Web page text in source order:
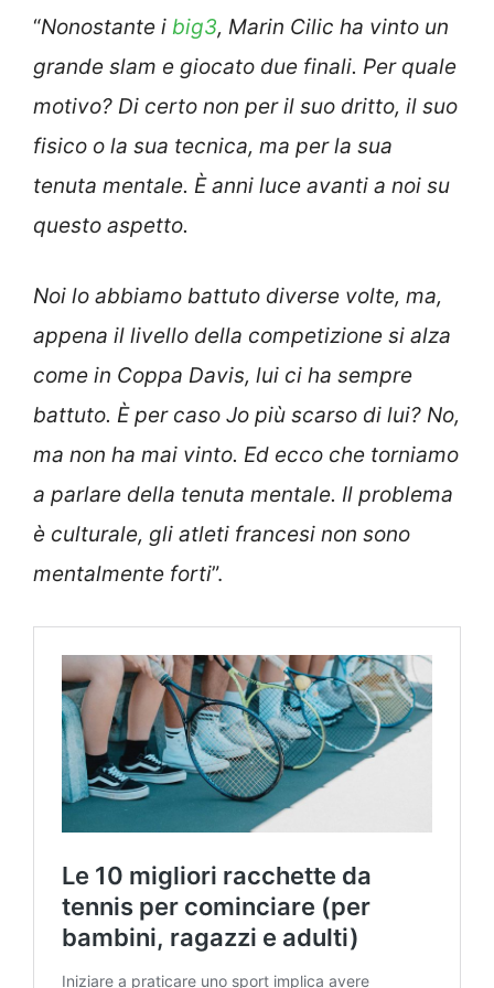
“Nonostante i big3, Marin Cilic ha vinto un
grande slam e giocato due finali. Per quale
motivo? Di certo non per il suo dritto, il suo
fisico o la sua tecnica, ma per la sua
tenuta mentale. È anni luce avanti a noi su
questo aspetto.
Noi lo abbiamo battuto diverse volte, ma,
appena il livello della competizione si alza
come in Coppa Davis, lui ci ha sempre
battuto. È per caso Jo più scarso di lui? No,
ma non ha mai vinto. Ed ecco che torniamo
a parlare della tenuta mentale. Il problema
è culturale, gli atleti francesi non sono
mentalmente forti”.